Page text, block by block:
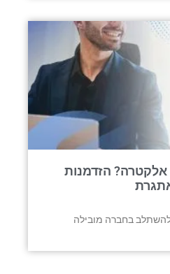
אלקטרה? הזדמנות
בחברה מובילה